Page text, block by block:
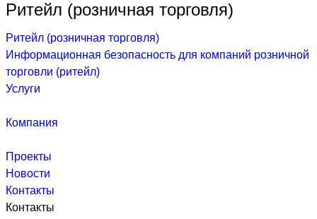
Ритейл (розничная торговля)
Ритейл (розничная торговля)
Информационная безопасность для компаний розничной
торговли (ритейл)
Услуги
Компания
Проекты
Новости
Контакты
Контакты